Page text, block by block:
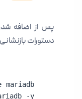
دستورات
-y